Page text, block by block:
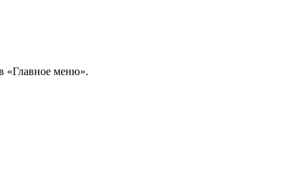
«Главное меню».